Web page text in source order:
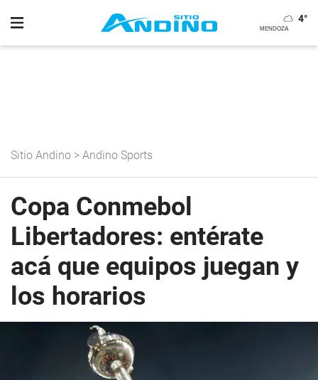
4°
Sitio Andino > Andino Sports
Copa Conmebol
Libertadores: entérate
acá que equipos juegan y
los horarios